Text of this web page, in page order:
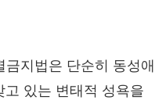
지법은 단순히 동성애
있는 변태적 성욕을